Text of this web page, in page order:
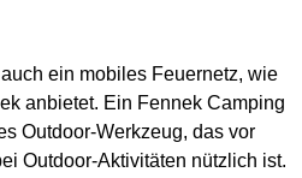
ein mobiles Feuernetz, wie
anbietet. Ein Fennek Camping
Outdoor-Werkzeug, das vor
Outdoor-Aktivitäten nützlich ist.